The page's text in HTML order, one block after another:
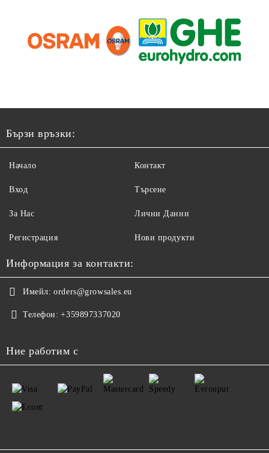
Бързи връзки:
Начало
Вход
За Нас
Регистрация
Контакт
Търсене
Лични Данни
Нови продукти
Информация за контакти:
Имейл: orders@growsales.eu
Телефон: +359897337020
Ние работим с